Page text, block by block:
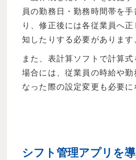
員の勤務日・勤務時間帯を
り、修正後には各従業員へ正
知したりする必要があります
また、表計算ソフトで計算
場合には、従業員の時給や勤
なった際の設定変更も必要に
シフト管理アプリを